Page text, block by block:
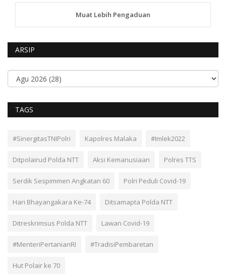
Muat Lebih Pengaduan
ARSIP
TAGS
#SinergitasTNIPolri Kapolres Malaka #Imlek2022
Ditpolairud Polda NTT Aksi Kemanusiaan Polres TTS
Serdik Sespimmen Angkatan 60 Polri Peduli Covid-19
Hari Bhayangakara Ke-74 Ditsamapta Polda NTT
Ditreskrimsus Polda NTT Lawan Covid-19
#MenteriPertanianRI #TradisiPembaretan
Hut Polair ke 70